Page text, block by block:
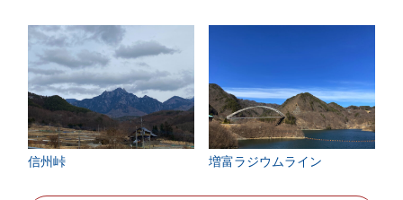
信州峠 増富ラジウムライン